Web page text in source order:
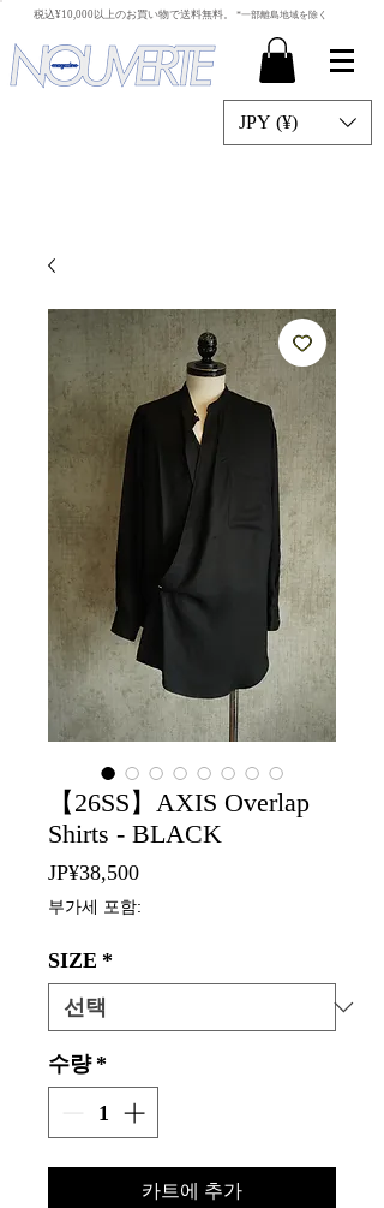
​税込¥10,000以上のお買い物で送料無料。 *一部離島地域を除く
JPY (¥)
【26SS】AXIS Overlap
Shirts - BLACK
JP¥38,500가
격
부가세 포함:
SIZE *
수량 *
카트에 추가